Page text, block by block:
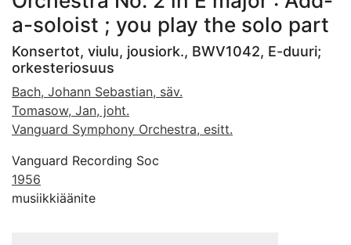
a-soloist ; you play the solo part
Konsertot, viulu, jousiork., BWV1042, E-duuri;
orkesteriosuus
Bach, Johann Sebastian, säv.
Tomasow, Jan, joht.
Vanguard Symphony Orchestra, esitt.
Vanguard Recording Soc
1956
musiikkiäänite